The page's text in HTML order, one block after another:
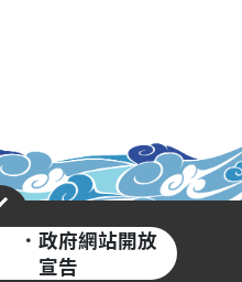
·政府網站開放
宣告